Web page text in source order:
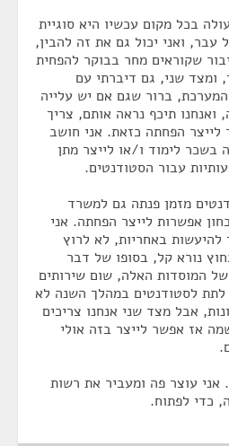
בכל מקום עכשיו היא סוגיית
ואני יכול גם את זה להבין,
שקוראים מחר בבוקר להפחית
ומצד שני, גם דיברתי עם
ברור שגם אם יש עלייה
ואנחנו תיכף נראה אותם, צריך
הפחתה כזאת. אני חושב
בשכר לימוד ו/או לייצר מתן
עבור הסטודנטים.
מזמן פנתה גם למשרד
אפשרות לייצר הפחתה. אני
באחריות, לא לרוץ
נורא קל, בסופו של דבר
של המוסדות האלה, שום שירותים
לתת לסטודנטים במהלך השנה לא
אבל מצד שני אנחנו צריכים
אז אפשר לייצר בזה אולי
אני עוצר פה ומעביר את רשות
כדי לפתוח.